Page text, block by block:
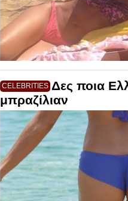
CELEBRITIES Δες ποια
μπραζίλιαν